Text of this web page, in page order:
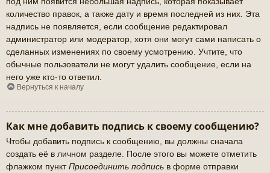
количество правок, а также дату и время последней из них. Эта
надпись не появляется, если сообщение редактировал
администратор или модератор, хотя они могут сами написать о
сделанных изменениях по своему усмотрению. Учтите, что
обычные пользователи не могут удалить сообщение, если на
него уже кто-то ответил.
Вернуться к началу
Как мне добавить подпись к своему сообщению?
Чтобы добавить подпись к сообщению, вы должны сначала
создать её в личном разделе. После этого вы можете отметить
флажком пунктПрисоединить подпись в форме отправки